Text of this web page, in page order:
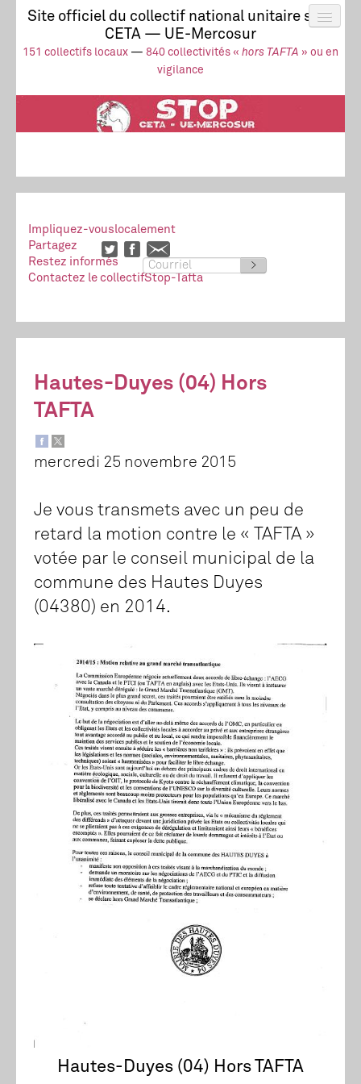
Site officiel du collectif national unitaire stop
CETA — UE-Mercosur
151 collectifs locaux — 840 collectivités « hors TAFTA » ou en
vigilance
Actus
UE-Mercosur
Stop à l’impunité !
TAFTA
CETA
Collectif
Impliquez-vouslocalement
Partagez
Restez informés
>
Contactez le collectifStop-Tafta
Hautes-Duyes (04) Hors
TAFTA
mercredi 25 novembre 2015
Je vous transmets avec un peu de
retard la motion contre le « TAFTA »
votée par le conseil municipal de la
commune des Hautes Duyes
(04380) en 2014.
Hautes-Duyes (04) Hors TAFTA